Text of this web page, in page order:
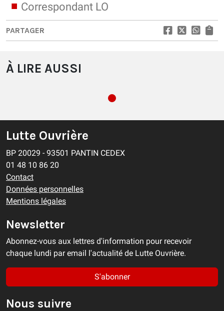
Correspondant LO
PARTAGER
À LIRE AUSSI
Lutte Ouvrière
BP 20029 - 93501 PANTIN CEDEX
01 48 10 86 20
Contact
Données personnelles
Mentions légales
Newsletter
Abonnez-vous aux lettres d'information pour recevoir
chaque lundi par email l'actualité de Lutte Ouvrière.
S'abonner
Nous suivre